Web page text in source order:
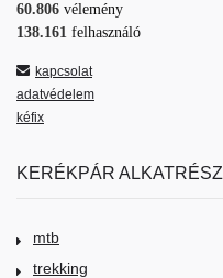
60.806 vélemény
138.161 felhasználó
kapcsolat
adatvédelem
kéfix
KERÉKPÁR ALKATRÉSZ
mtb
trekking